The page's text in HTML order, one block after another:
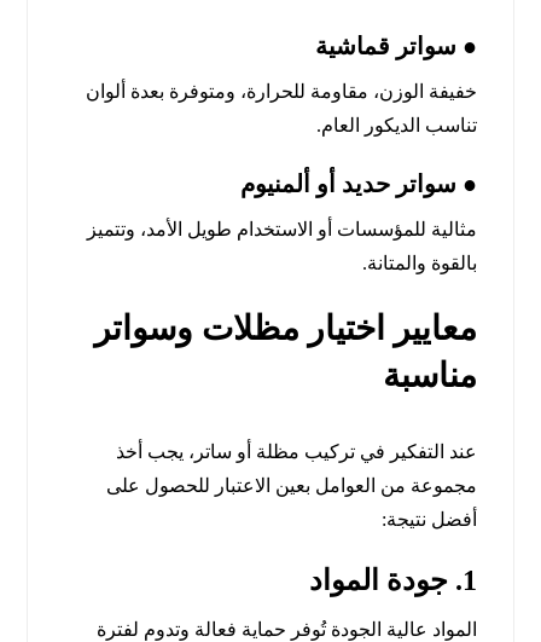
● سواتر قماشية
خفيفة الوزن، مقاومة للحرارة، ومتوفرة بعدة ألوان
تناسب الديكور العام.
● سواتر حديد أو ألمنيوم
مثالية للمؤسسات أو الاستخدام طويل الأمد، وتتميز
بالقوة والمتانة.
معايير اختيار مظلات وسواتر
مناسبة
عند التفكير في تركيب مظلة أو ساتر، يجب أخذ
مجموعة من العوامل بعين الاعتبار للحصول على
أفضل نتيجة:
1. جودة المواد
المواد عالية الجودة تُوفر حماية فعالة وتدوم لفترة